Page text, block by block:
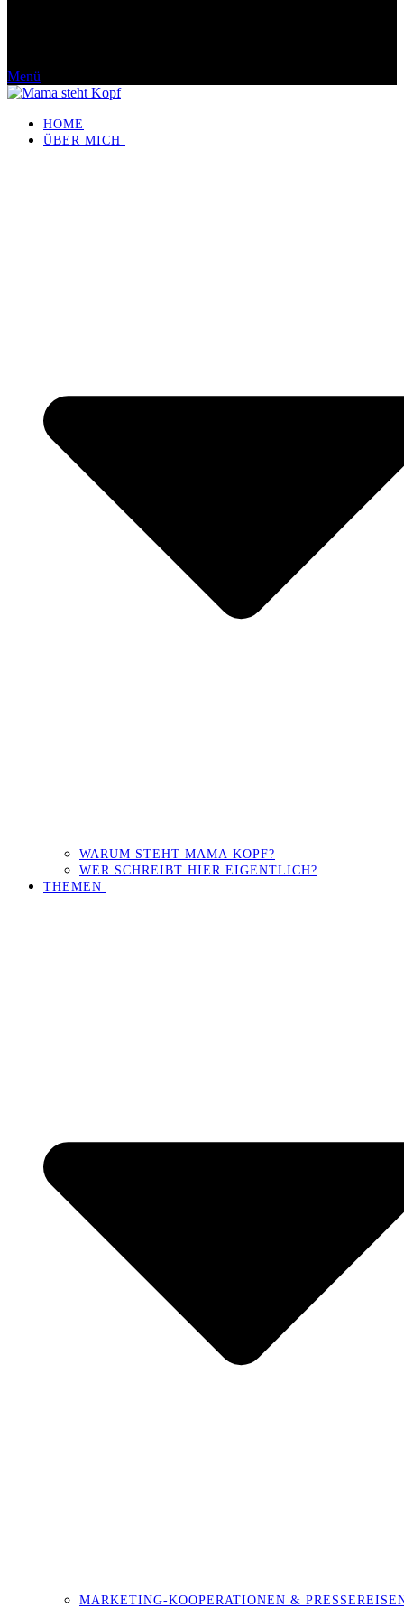
Menü
HOME
ÜBER MICH
WARUM STEHT MAMA KOPF?
WER SCHREIBT HIER EIGENTLICH?
THEMEN
MARKETING-KOOPERATIONEN &